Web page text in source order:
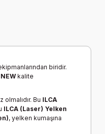
biridir.
kalite
Bu ILCA
ILCA (Laser) Yelken
, yelken kumaşına